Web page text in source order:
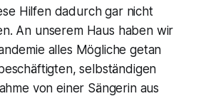
Hilfen dadurch gar nicht
An unserem Haus haben wir
alles Mögliche getan
selbständigen
von einer Sängerin aus